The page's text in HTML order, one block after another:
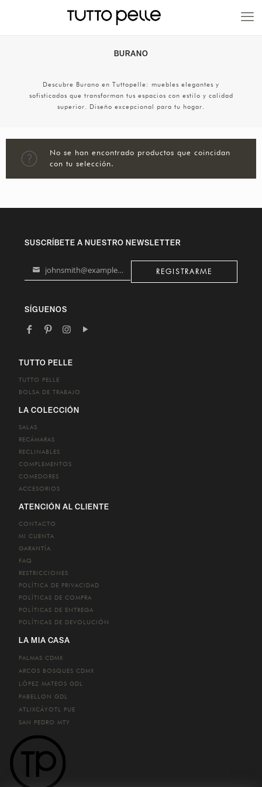
20% EN PRODUCTOS A FABRICACIÓN
BURANO
Descubre Burano en Tuttopelle: muebles elegantes y
sofisticados que transforman tus espacios con estilo y calidad
superior. Diseño excepcional para tu hogar.
No se han encontrado productos que coincidan
con tu selección.
SUSCRÍBETE A NUESTRO NEWSLETTER
Your
johnsmith@example.com REGISTRARME
SÍGUENOS
TUTTO PELLE
TUTTO PELLE
BOLSA DE TRABAJO
LA COLECCIÓN
SALAS
RECÁMARAS
RECLINABLES
COMPLEMENTOS
COMEDORES
ACCESORIOS
ATENCIÓN AL CLIENTE
CONTACTO
MI CUENTA
GARANTÍA
FAQ
RESTRICCIONES
POLÍTICA DE PRIVACIDAD
POLÍTICAS DE COMPRA
POLÍTICAS DE ENTREGA
POLÍTICAS DE DEVOLUCIÓN
LA MIA CASA
PALMAS CDMX
ARCOS BOSQUES CDMX
LÓPEZ MATEOS GDL
PABELLON GDL
ATLIXCÁYOTL PUE
SAN PEDRO MTY